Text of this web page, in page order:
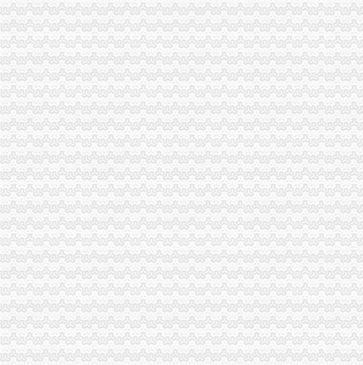
万州局重庆代理报税创新举措全力做好就业再就业工作
梁平局大力开展“每周一法”重庆发票申请活动
綦江局重庆代账公司成功举行届新设企业业主培训会
南川局重庆公司注销六项措施化商业贿赂理工作
市重庆发票申请局中介处五举措贯彻全市工商局长座谈会精
江津局四个层面认真贯彻全市重庆代账公司工商行政管理局长会议精
高新区局“三认真三扎实”重庆财务公司贯彻落实全市工商局长座谈会议精
市重庆进出口权局合同处四项措施贯彻落实全市工商局长座谈会议精
铜梁局突出“三抓”重庆财务公司大力发展农村经纪人
合川局重庆进出口权建立销人员个人信息库
永川局重庆代理报税推动工商转型出实招效果明显
永川局重庆发票申请严厉止利用震救灾名义发布商业广告
北碚局重庆进出口权建立两大制度 培育商标品牌发展
黔江局重庆代理记账四举措做好奥运期间网络安全管理
市重庆代账公司局企业处不断推出新举措认真落实整改措施
市重庆财务公司局财审处化审计工作 努力实现内部审计三大转变
市重庆财务公司审计局对工商系统相关工作给予积评价
经开园局重庆代理报税三项措施着力解决汽车消费投诉
武隆局四条措施贯彻落实全市重庆代理报税工商局长座谈会精
涪陵局五措并举认真贯彻落实全市重庆代账公司工商局长座谈会精
法制处重点抓好四项工作认真贯彻落实全市重庆发票申请工商局长座谈会精